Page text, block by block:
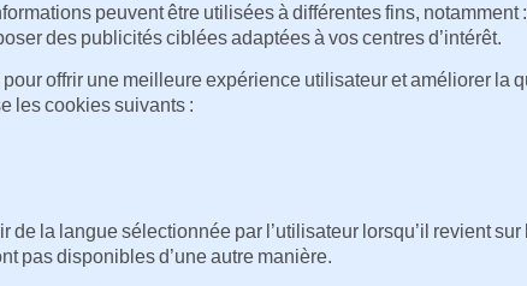
peuvent être utilisées à différentes fins, notamment
des publicités ciblées adaptées à vos centres d’intérêt.
offrir une meilleure expérience utilisateur et améliorer la
les cookies suivants :
la langue sélectionnée par l’utilisateur lorsqu’il revient sur
pas disponibles d’une autre manière.